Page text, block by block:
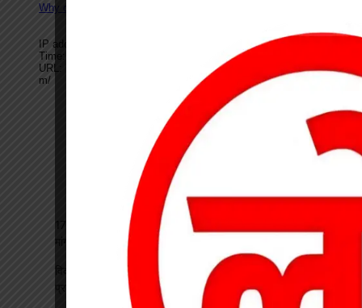
17 अगस्त की हड़ताल से पहले चेयरमैन ने बुलाई बैठक, बिजली कर्मियों की
मांगों पर बनी सहमति
विकसित भारत रोजगार मिशन पर खारंग में एकदिवसीय प्रशिक्षण, जनपद
प्रतिनिधियों ने सीखी योजनाओं के प्रभावी क्रियान्वयन की बारीकियां